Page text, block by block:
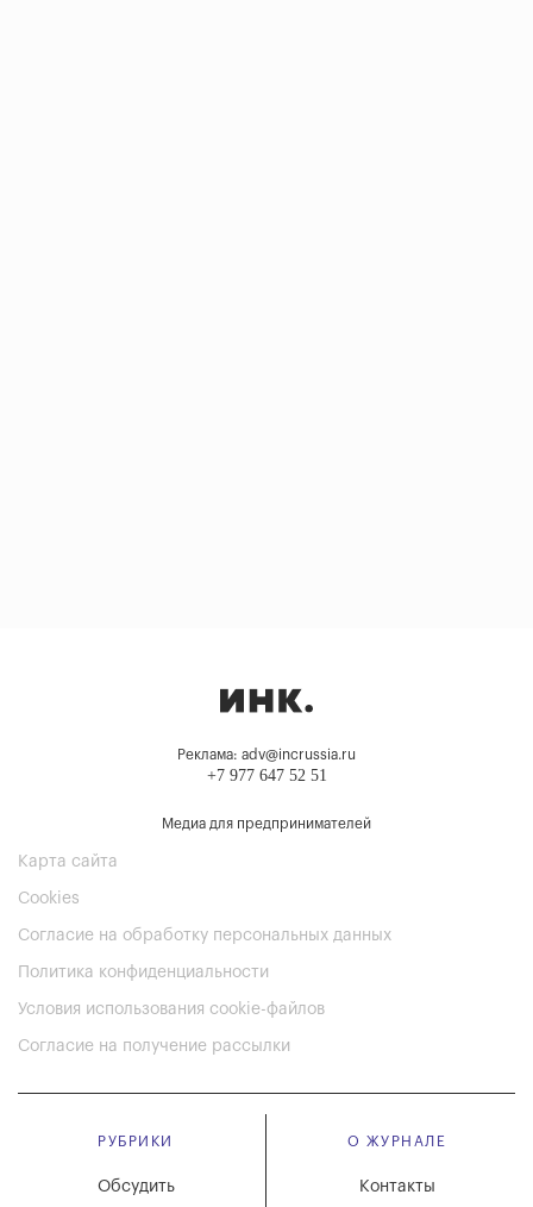
Реклама: adv@incrussia.ru
+7 977 647 52 51
Медиа для предпринимателей
Карта сайта
Cookies
Согласие на обработку персональных данных
Политика конфиденциальности
Условия использования cookie-файлов
Согласие на получение рассылки
РУБРИКИ
Обсудить
О ЖУРНАЛЕ
Контакты